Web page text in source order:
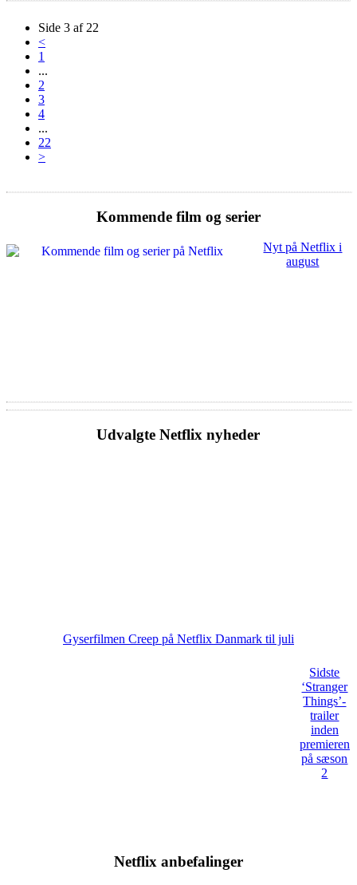
Side 3 af 22
<
1
...
2
3
4
...
22
>
Kommende film og serier
Nyt på Netflix i
august
Udvalgte Netflix nyheder
Gyserfilmen Creep på Netflix Danmark til juli
Sidste
‘Stranger
Things’-
trailer
inden
premieren
på sæson
2
Netflix anbefalinger